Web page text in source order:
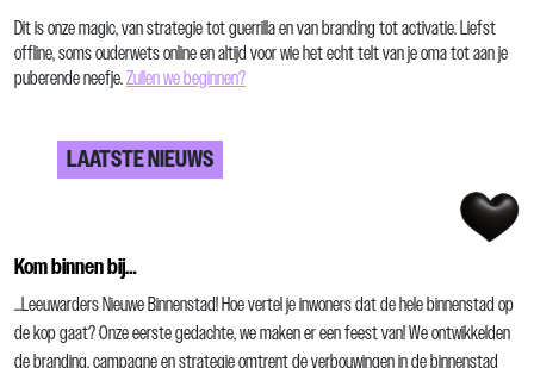
Dit is onze magic, van strategie tot guerrilla en van branding tot activatie. Liefst
offline, soms ouderwets online en altijd voor wie het echt telt van je oma tot aan je
puberende neefje.Zullen we beginnen?
LAATSTE NIEUWS
Kom binnen bij…
…Leeuwarders Nieuwe Binnenstad! Hoe vertel je inwoners dat de hele binnenstad op
de kop gaat? Onze eerste gedachte, we maken er een feest van! We ontwikkelden
de branding, campagne en strategie omtrent de verbouwingen in de binnenstad